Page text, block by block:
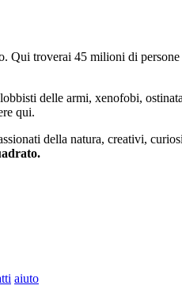
Qui troverai 45 milioni di
delle armi, xenofobi,
qui.
della natura, creativi,
aiuto